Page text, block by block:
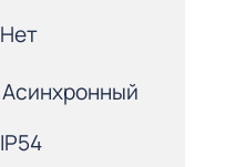
Нет
Асинхронный
IP54